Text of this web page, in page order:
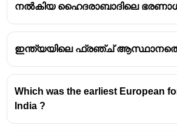
നൽകിയ ഹൈദരാബാദിലെ
ഇന്ത്യയിലെ ഫ്രഞ്ച്
Which was the earliest European
India ?